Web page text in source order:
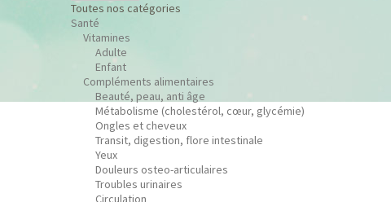
Toutes nos catégories
Santé
Vitamines
Adulte
Enfant
Compléments alimentaires
Beauté, peau, anti âge
Métabolisme (cholestérol, cœur, glycémie)
Ongles et cheveux
Transit, digestion, flore intestinale
Yeux
Douleurs osteo-articulaires
Troubles urinaires
Circulation